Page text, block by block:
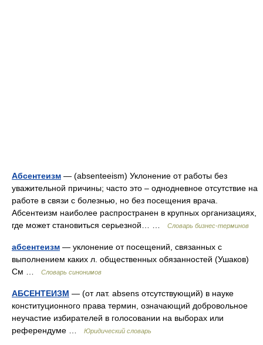
Абсентеизм — (absenteeism) Уклонение от работы без
уважительной причины; часто это – однодневное отсутствие на
работе в связи с болезнью, но без посещения врача.
Абсентеизм наиболее распространен в крупных организациях,
где может становиться серьезной… …
Словарь бизнес-терминов
абсентеизм — уклонение от посещений, связанных с
выполнением каких л. общественных обязанностей (Ушаков)
См …
Словарь синонимов
АБСЕНТЕИЗМ — (от лат. absens отсутствующий) в науке
конституционного права термин, означающий добровольное
неучастие избирателей в голосовании на выборах или
референдуме …
Юридический словарь